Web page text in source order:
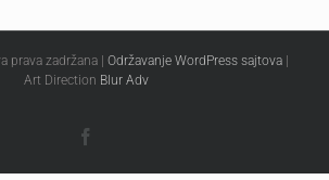
prava zadržana | Održavanje WordPress sajtova|
Art Direction Blur Adv